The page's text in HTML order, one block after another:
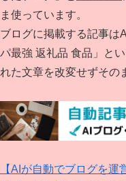
ま使っています。
ブログに掲載する記事は
パ最強 返礼品 食品」と
れた文章を改変せずその
【AIが自動でブログを